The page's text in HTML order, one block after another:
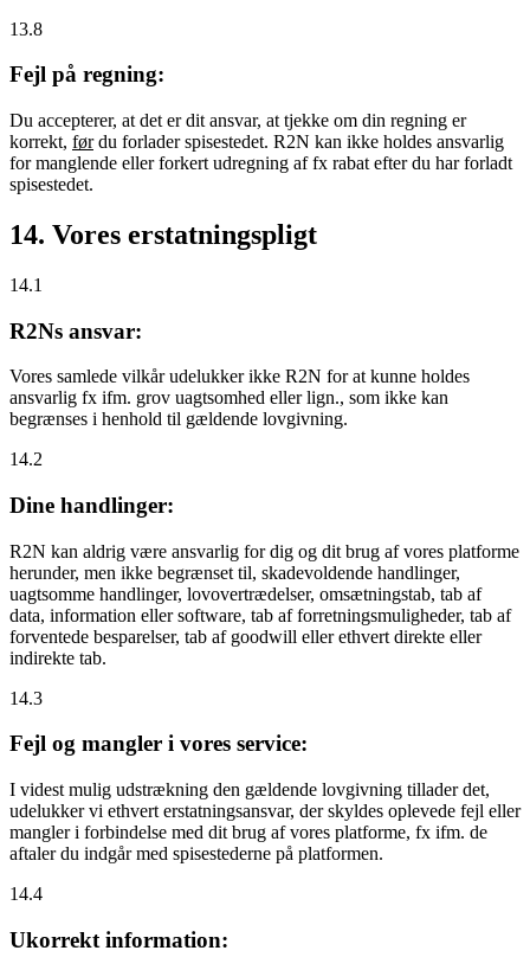
13.8
Fejl på regning:
Du accepterer, at det er dit ansvar, at tjekke om din regning er
korrekt, førdu forlader spisestedet. R2N kan ikke holdes ansvarlig
for manglende eller forkert udregning af fx rabat efter du har forladt
spisestedet.
14. Vores erstatningspligt
14.1
R2Ns ansvar:
Vores samlede vilkår udelukker ikke R2N for at kunne holdes
ansvarlig fx ifm. grov uagtsomhed eller lign., som ikke kan
begrænses i henhold til gældende lovgivning.
14.2
Dine handlinger:
R2N kan aldrig være ansvarlig for dig og dit brug af vores platforme
herunder, men ikke begrænset til, skadevoldende handlinger,
uagtsomme handlinger, lovovertrædelser, omsætningstab, tab af
data, information eller software, tab af forretningsmuligheder, tab af
forventede besparelser, tab af goodwill eller ethvert direkte eller
indirekte tab.
14.3
Fejl og mangler i vores service:
I videst mulig udstrækning den gældende lovgivning tillader det,
udelukker vi ethvert erstatningsansvar, der skyldes oplevede fejl eller
mangler i forbindelse med dit brug af vores platforme, fx ifm. de
aftaler du indgår med spisestederne på platformen.
14.4
Ukorrekt information: